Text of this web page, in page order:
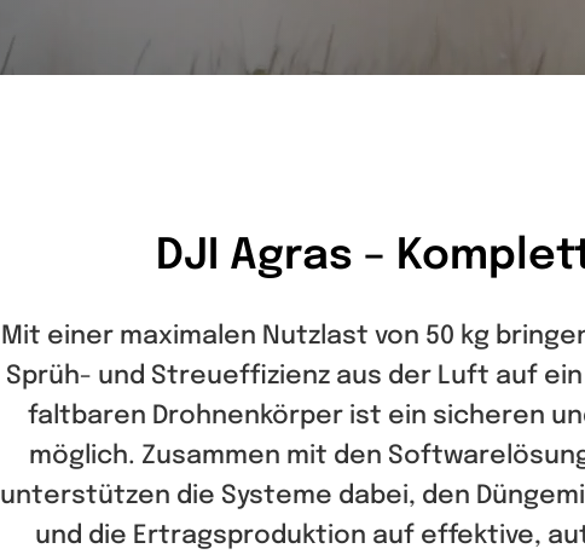
DJI Agras –
Mit einer maximalen Nutzlast von 50 kg
Sprüh- und Streueffizienz aus der Luft auf ein
faltbaren Drohnenkörper ist ein sicheren
möglich. Zusammen mit den
unterstützen die Systeme dabei, den
und die Ertragsproduktion auf effektive,